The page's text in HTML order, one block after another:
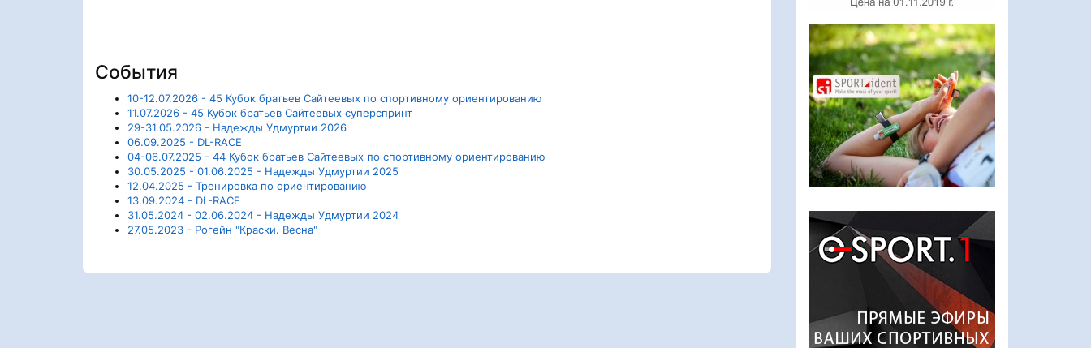
События
10-12.07.2026 - 45 Кубок братьев Сайтеевых по спортивному ориентированию
11.07.2026 - 45 Кубок братьев Сайтеевых суперспринт
29-31.05.2026 - Надежды Удмуртии 2026
06.09.2025 - DL-RACE
04-06.07.2025 - 44 Кубок братьев Сайтеевых по спортивному ориентированию
30.05.2025 - 01.06.2025 - Надежды Удмуртии 2025
12.04.2025 - Тренировка по ориентированию
13.09.2024 - DL-RACE
31.05.2024 - 02.06.2024 - Надежды Удмуртии 2024
27.05.2023 - Рогейн "Краски. Весна"